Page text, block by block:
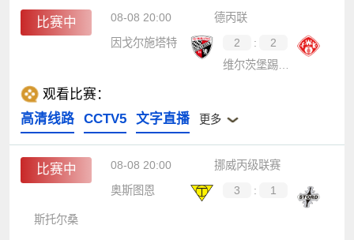
比赛中 08-08 20:00
德丙联
因戈尔施塔特
2 :
2
维尔茨堡踢球者
观看比赛：
高清线路
CCTV5 文字直播 更多
比赛中 08-08 20:00
挪威丙级联赛
奥斯图恩
3 : 1
斯托尔桑